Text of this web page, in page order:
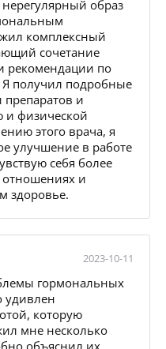
образ
комплексный
сочетание
рекомендации по
получил подробные
и
и физической
этого врача, я
улучшение в работе
себя более
и
здоровье.
2023-10-11
гормональных
удивлен
которую
мне несколько
объяснил их